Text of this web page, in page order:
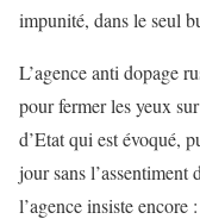
impunité, dans le seul
L’agence anti dopage
pour fermer les yeux
d’Etat qui est évoqué,
jour sans
l’agence insiste encore